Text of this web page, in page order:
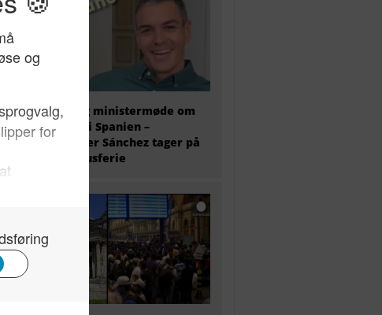
EU holder i dag ministermøde om
migrantkrisen i Spanien –
premierminister Sánchez tager på
fire ugers luksusferie